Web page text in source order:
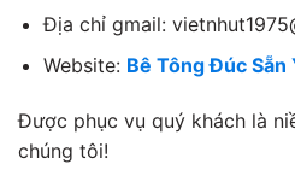
Địa chỉ gmail:
Website: Bê Tông Đúc Sẵn
Được phục vụ quý khách là
chúng tôi!